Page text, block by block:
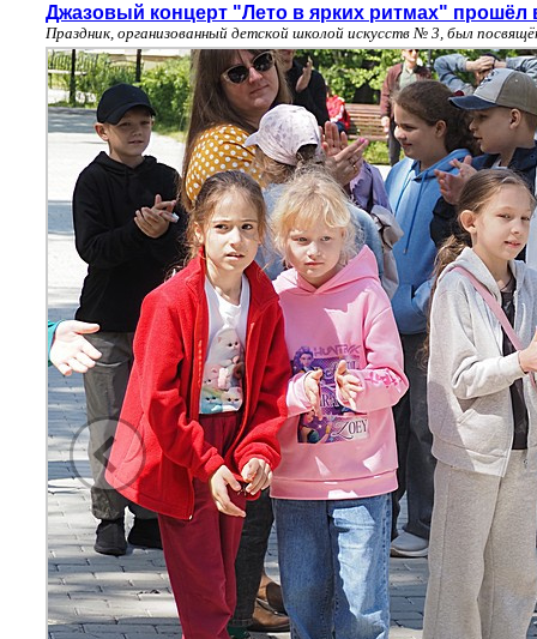
Джазовый концерт "Лето в ярких ритмах" прошёл
Праздник, организованный детской школой искусств № 3, был